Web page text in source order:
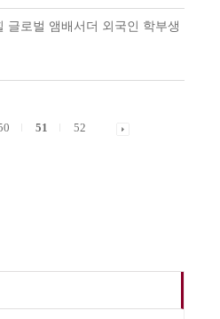
글로벌 앰배서더 외국인 학부생
51 52